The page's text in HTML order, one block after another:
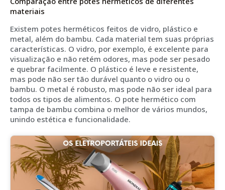
materiais
Existem potes herméticos feitos de vidro, plástico e
metal, além do bambu. Cada material tem suas próprias
características. O vidro, por exemplo, é excelente para
visualização e não retém odores, mas pode ser pesado
e quebrar facilmente. O plástico é leve e resistente,
mas pode não ser tão durável quanto o vidro ou o
bambu. O metal é robusto, mas pode não ser ideal para
todos os tipos de alimentos. O pote hermético com
tampa de bambu combina o melhor de vários mundos,
unindo estética e funcionalidade.